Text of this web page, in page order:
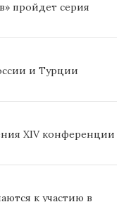
пройдет серия
и Турции
XIV конференции
к участию в